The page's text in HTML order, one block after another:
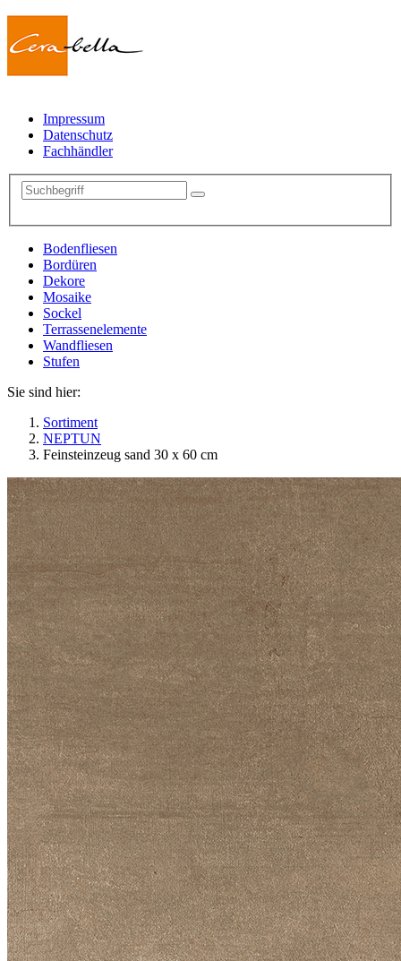
Impressum
Datenschutz
Fachhändler
Bodenfliesen
Bordüren
Dekore
Mosaike
Sockel
Terrassenelemente
Wandfliesen
Stufen
Sie sind hier:
Sortiment
NEPTUN
Feinsteinzeug sand 30 x 60 cm